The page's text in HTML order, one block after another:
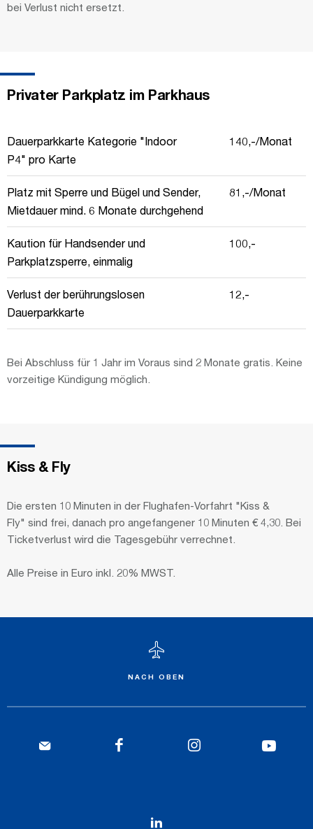
bei Verlust nicht ersetzt.
Privater Parkplatz im Parkhaus
Dauerparkkarte Kategorie "Indoor
P4" pro Karte
140,-/Monat
Platz mit Sperre und Bügel und Sender,
Mietdauer mind. 6 Monate durchgehend
81,-/Monat
Kaution für Handsender und
Parkplatzsperre, einmalig
100,-
Verlust der berührungslosen
Dauerparkkarte
12,-
Bei Abschluss für 1 Jahr im Voraus sind 2 Monate gratis. Keine
vorzeitige Kündigung möglich.
Kiss & Fly
Die ersten 10 Minuten in der Flughafen-Vorfahrt "Kiss &
Fly" sind frei, danach pro angefangener 10 Minuten € 4,30. Bei
Ticketverlust wird die Tagesgebühr verrechnet.
Alle Preise in Euro inkl. 20% MWST.
NACH OBEN